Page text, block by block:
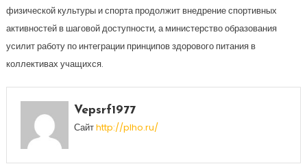
физической культуры и спорта продолжит внедрение спортивных
активностей в шаговой доступности, а министерство образования
усилит работу по интеграции принципов здорового питания в
коллективах учащихся.
Vepsrf1977
Сайтhttp://plho.ru/